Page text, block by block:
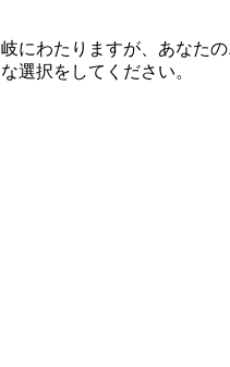
にわたりますが、あなた
選択をしてください。